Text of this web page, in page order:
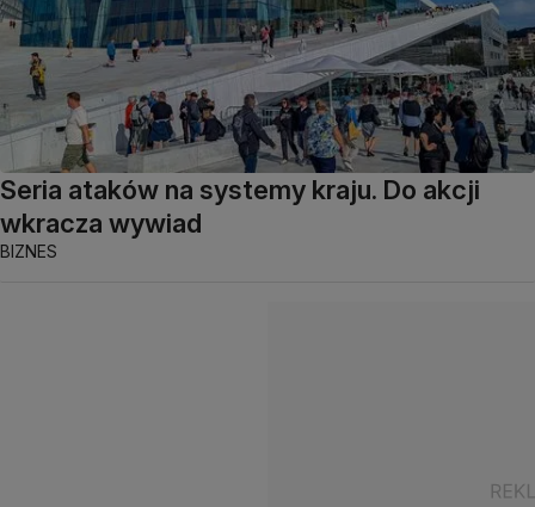
Seria ataków na systemy kraju. Do akcji
wkracza wywiad
BIZNES